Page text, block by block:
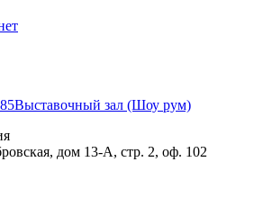
Выставочный зал (Шоу рум)
дом 13-А, стр. 2, оф. 102